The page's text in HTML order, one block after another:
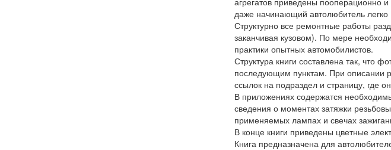
даже начинающий автолюбитель
Структурно все ремонтные работы
заканчивая кузовом). По мере
практики опытных автомобилистов.
Структура книги составлена так, что
последующим пунктам. При описании
ссылок на подраздел и страницу, где
В приложениях содержатся
сведения о моментах затяжки
применяемых лампах и свечах
В конце книги приведены цветные
Книга предназначена для